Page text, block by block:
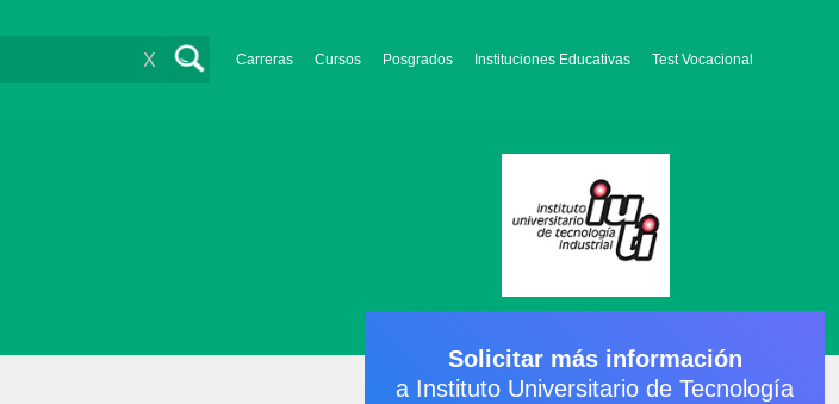
Carreras Cursos Posgrados Instituciones Educativas Test Vocacional
X
Solicitar más información
a Instituto Universitario de Tecnología